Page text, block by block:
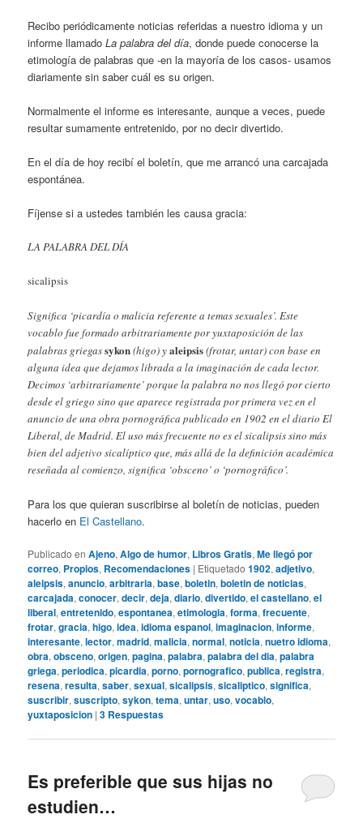
Recibo periódicamente noticias referidas a nuestro idioma y un
informe llamadoLa palabra del día, donde puede conocerse la
etimología de palabras que -en la mayoría de los casos- usamos
diariamente sin saber cuál es su origen.
Normalmente el informe es interesante, aunque a veces, puede
resultar sumamente entretenido, por no decir divertido.
En el día de hoy recibí el boletín, que me arrancó una carcajada
espontánea.
Fíjense si a ustedes también les causa gracia:
LA PALABRA DEL DÍA
sicalipsis
Significa ‘picardía o malicia referente a temas sexuales’. Este
vocablo fue formado arbitrariamente por yuxtaposición de las
palabras griegassykon(higo) yaleipsis(frotar, untar) con base en
alguna idea que dejamos librada a la imaginación de cada lector.
Decimos ‘arbitrariamente’ porque la palabra no nos llegó por cierto
desde el griego sino que aparece registrada por primera vez en el
anuncio de una obra pornográfica publicado en 1902 en el diario El
Liberal, de Madrid. El uso más frecuente no es el sicalipsis sino más
bien del adjetivo sicalíptico que, más allá de la definición académica
reseñada al comienzo, significa ‘obsceno’ o ‘pornográfico’.
Para los que quieran suscribirse al boletín de noticias, pueden
hacerlo en El Castellano.
Publicado en Ajeno,Algo de humor, Libros Gratis,Me llegó por
correo, Propios, Recomendaciones | Etiquetado 1902,adjetivo,
aleipsis,anuncio,arbitraria,base,boletin,boletin de noticias,
carcajada,conocer,decir,deja,diario,divertido,el castellano,el
liberal,entretenido,espontanea,etimologia,forma,frecuente,
frotar,gracia,higo,idea,idioma espanol,imaginacion,informe,
interesante,lector,madrid,malicia,normal,noticia,nuetro idioma,
obra,obsceno,origen,pagina,palabra,palabra del dia,palabra
griega,periodica,picardia,porno,pornografico,publica,registra,
resena,resulta,saber,sexual,sicalipsis,sicaliptico,significa,
suscribir,suscripto,sykon,tema,untar,uso,vocablo,
yuxtaposicion |3 Respuestas
Es preferible que sus hijas no
estudien…